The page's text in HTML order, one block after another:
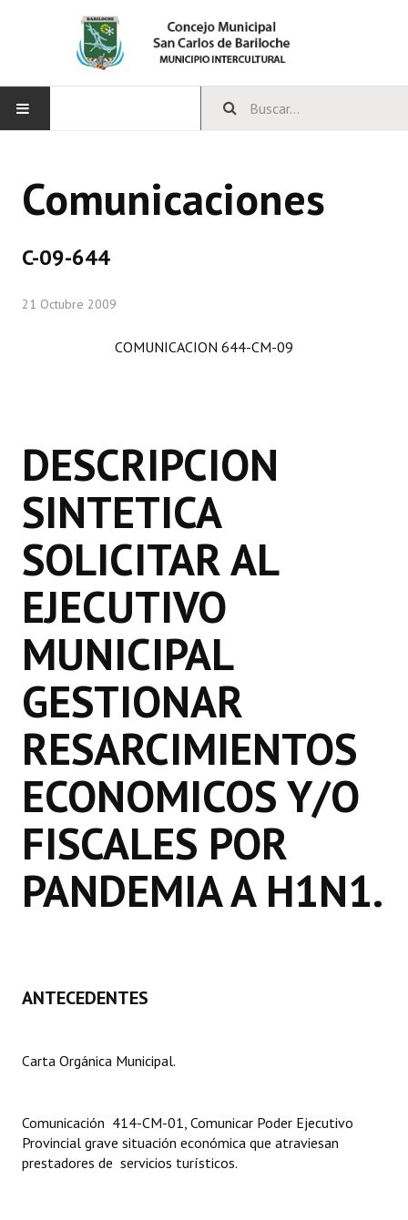
CONCEJO
Comisiones Especiales
LEGISLACIÓN
Constitución Nacional
Constitución Provincial
Reglamento Interno
Digesto
Organigrama
DOCUMENTOS
Informes de Gestión
Proyectos Presentados
Dictámenes Asesoría Letrada
Actas de Sesión
Actas de Audiencias Públicas
Declaraciones
Resoluciones
Comunicaciones
C-09-644
21 Octubre 2009
COMUNICACION 644-CM-09
DESCRIPCION
SINTETICA
SOLICITAR AL
EJECUTIVO
MUNICIPAL
GESTIONAR
RESARCIMIENTOS
ECONOMICOS Y/O
FISCALES POR
PANDEMIA A H1N1.
ANTECEDENTES
Carta Orgánica Municipal.
Comunicación 414-CM-01, Comunicar Poder Ejecutivo
Provincial grave situación económica que atraviesan
prestadores de servicios turísticos.